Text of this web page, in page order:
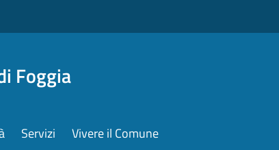
Foggia
Servizi Vivere il Comune